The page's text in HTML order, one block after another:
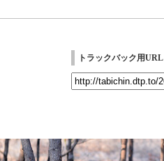
トラックバック用URL